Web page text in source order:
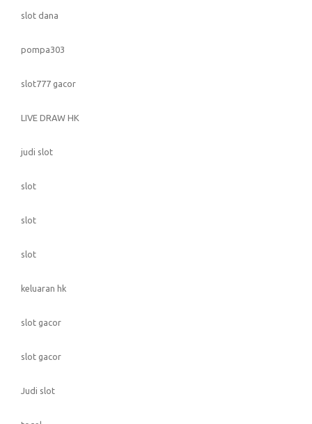
slot dana
pompa303
slot777 gacor
LIVE DRAW HK
judi slot
slot
slot
slot
keluaran hk
slot gacor
slot gacor
Judi slot